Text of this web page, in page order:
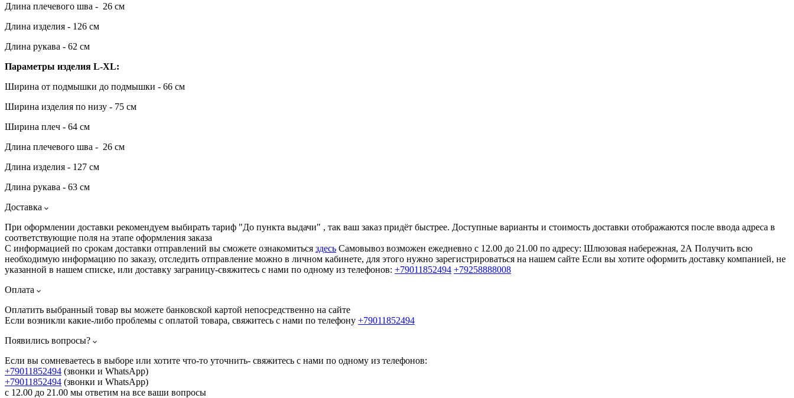
Длина плечевого шва - 26 см
Длина изделия - 126 см
Длина рукава - 62 см
Параметры изделия L-XL:
Ширина от подмышки до подмышки - 66 см
Ширина изделия по низу - 75 см
Ширина плеч - 64 см
Длина плечевого шва - 26 см
Длина изделия - 127 см
Длина рукава - 63 см
Доставка
При оформлении доставки рекомендуем выбирать тариф "До пункта выдачи" , так ваш заказ придёт быстрее. Доступные варианты и стоимость доставки отображаются после ввода адреса в
соответствующие поля на этапе оформления заказа
С информацией по срокам доставки отправлений вы сможете ознакомиться здесь Самовывоз возможен ежедневно с 12.00 до 21.00 по адресу: Шлюзовая набережная, 2А Получить всю
необходимую информацию по заказу, отследить отправление можно в личном кабинете, для этого нужно зарегистрироваться на нашем сайте Если вы хотите оформить доставку компанией, не
указанной в нашем списке, или доставку заграницу-свяжитесь с нами по одному из телефонов: +79011852494 +79258888008
Оплата
Оплатить выбранный товар вы можете банковской картой непосредственно на сайте
Если возникли какие-либо проблемы с оплатой товара, свяжитесь с нами по телефону +79011852494
Появились вопросы?
Если вы сомневаетесь в выборе или хотите что-то уточнить- свяжитесь с нами по одному из телефонов:
+79011852494 (звонки и WhatsApp)
+79011852494 (звонки и WhatsApp)
с 12.00 до 21.00 мы ответим на все ваши вопросы